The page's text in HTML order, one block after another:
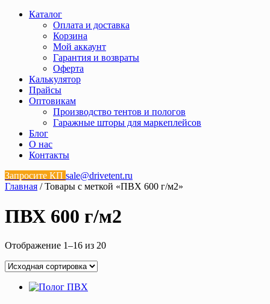
Каталог
Оплата и доставка
Корзина
Мой аккаунт
Гарантия и возвраты
Оферта
Калькулятор
Прайсы
Оптовикам
Производство тентов и пологов
Гаражные шторы для маркеплейсов
Блог
О нас
Контакты
Запросите КП sale@drivetent.ru
Главная / Товары с меткой «ПВХ 600 г/м2»
ПВХ 600 г/м2
Отображение 1–16 из 20